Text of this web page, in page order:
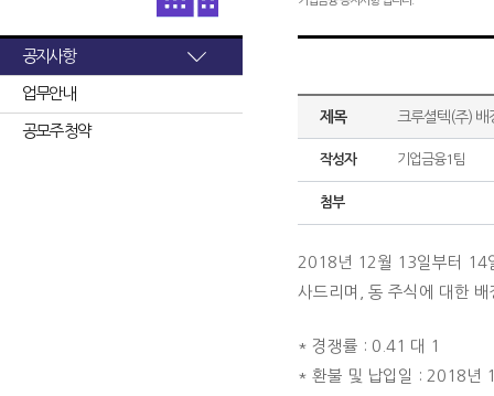
공지사항
업무안내
공모주 청약
제목 크루셜텍(주) 배
작성자 기업금융1팀
첨부
2018년 12월 13일부터 14
사드리며, 동 주식에 대한
* 경쟁률 : 0.41 대 1
* 환불 및 납입일 : 2018년